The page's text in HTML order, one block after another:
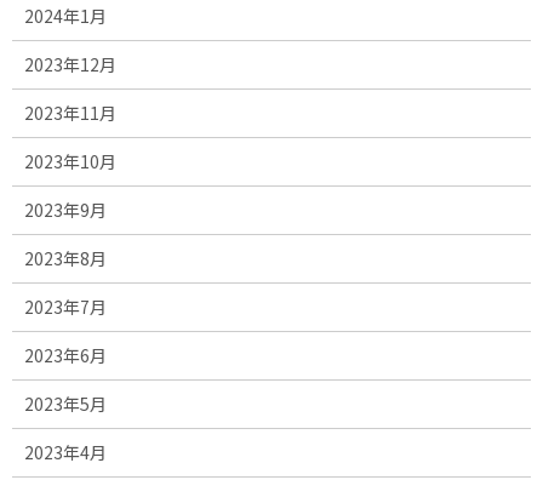
2024年1月
2023年12月
2023年11月
2023年10月
2023年9月
2023年8月
2023年7月
2023年6月
2023年5月
2023年4月